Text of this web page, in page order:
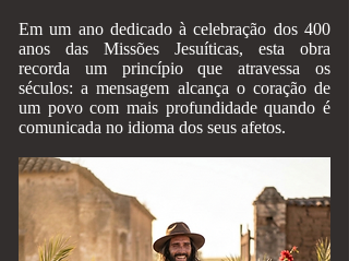
Em um ano dedicado à celebração dos 400
anos das Missões Jesuíticas, esta obra
recorda um princípio que atravessa os
séculos: a mensagem alcança o coração de
um povo com mais profundidade quando é
comunicada no idioma dos seus afetos.